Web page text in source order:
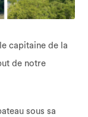
capitaine de la
de notre
sous sa